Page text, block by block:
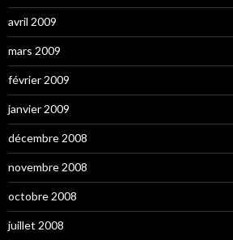
avril 2009
mars 2009
février 2009
janvier 2009
décembre 2008
novembre 2008
octobre 2008
juillet 2008